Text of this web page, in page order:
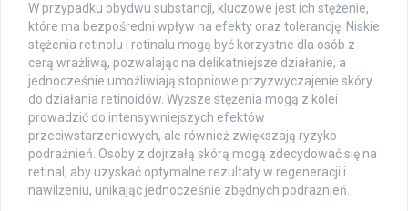
W przypadku obydwu substancji, kluczowe jest ich stężenie,
które ma bezpośredni wpływ na efekty oraz tolerancję. Niskie
stężenia retinolu i retinalu mogą być korzystne dla osób z
cerą wrażliwą, pozwalając na delikatniejsze działanie, a
jednocześnie umożliwiają stopniowe przyzwyczajenie skóry
do działania retinoidów. Wyższe stężenia mogą z kolei
prowadzić do intensywniejszych efektów
przeciwstarzeniowych, ale również zwiększają ryzyko
podrażnień. Osoby z dojrzałą skórą mogą zdecydować się na
retinal, aby uzyskać optymalne rezultaty w regeneracji i
nawilżeniu, unikając jednocześnie zbędnych podrażnień.